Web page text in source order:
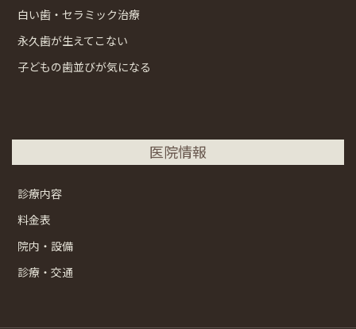
白い歯・セラミック治療
永久歯が生えてこない
子どもの歯並びが気になる
医院情報
診療内容
料金表
院内・設備
診療・交通